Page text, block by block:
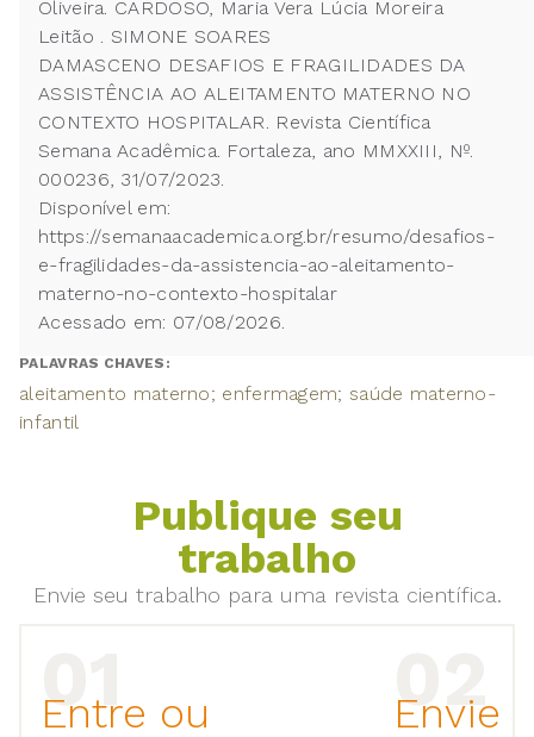
Oliveira. CARDOSO, Maria Vera Lúcia Moreira
Leitão . SIMONE SOARES
DAMASCENO DESAFIOS E FRAGILIDADES DA
ASSISTÊNCIA AO ALEITAMENTO MATERNO NO
CONTEXTO HOSPITALAR. Revista Científica
Semana Acadêmica. Fortaleza, ano MMXXIII, Nº.
000236, 31/07/2023.
Disponível em:
https://semanaacademica.org.br/resumo/desafios-
e-fragilidades-da-assistencia-ao-aleitamento-
materno-no-contexto-hospitalar
Acessado em: 07/08/2026.
PALAVRAS CHAVES:
aleitamento materno; enfermagem; saúde materno-
infantil
Publique seu
trabalho
Envie seu trabalho para uma revista científica.
Entre ou
Envie